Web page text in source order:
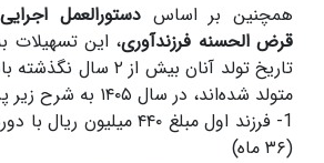
همچنین بر اساس دستورالعمل
قرض الحسنه فرزندآوری، این تسهیلات
تاریخ تولد آنان بیش از
متولد شده‌اند، در سال ۱۴۰۵ به شرح زیر پرداخت می‌شود:
(۳۶ ماه)